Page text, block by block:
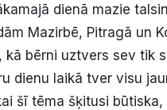
dienā mazie
Mazirbē, Pitragā un
bērni uztvers sev tik
dienu laikā tver visu
šī tēma šķitusi